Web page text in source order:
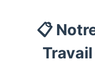
📋